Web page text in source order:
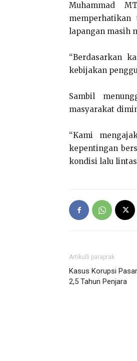
Muhammad
lapangan masih
“Berdasarkan
kebijakan
Sambil
masyarakat
“Kami
kepentingan
kondisi lalu
Artikulli paraprak
Kasus Korupsi
2,5 Tahun Penjara